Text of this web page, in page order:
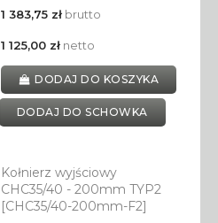
1 383,75 złbrutto
1 125,00 złnetto
DODAJ DO KOSZYKA
DODAJ DO SCHOWKA
Kołnierz wyjściowy
CHC35/40 - 200mm TYP2
[CHC35/40-200mm-F2]